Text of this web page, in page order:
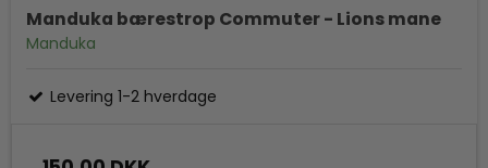
Manduka bærestrop Commuter - Lions mane
Manduka
Levering 1-2 hverdage